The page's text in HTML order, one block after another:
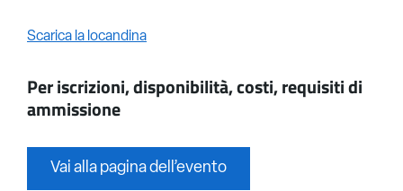
Scarica la locandina
Per iscrizioni, disponibilità, costi, requisiti di
ammissione
Vai alla pagina dell’evento